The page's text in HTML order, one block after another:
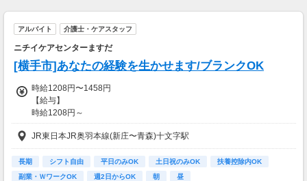
その他手当については面接時に
一部支給
アルバイト 介護士・ケアスタッフ
ニチイケアセンターますだ
[横手市]あなたの経験を生かせます/ブランクOK
時給1208円〜1458円
【給与】
時給1208円～
◆試用期間
有資格者：3ヶ月/雇用形態変更なし/給与変更なし
無資格者：3ヶ月/雇用形態変更なし/給与変更なし
JR東日本JR奥羽本線(新庄〜青森)十文字駅
長期 シフト自由 平日のみOK 土日祝のみOK
扶養控除内OK
副業・ＷワークOK
週2日からOK 朝 昼